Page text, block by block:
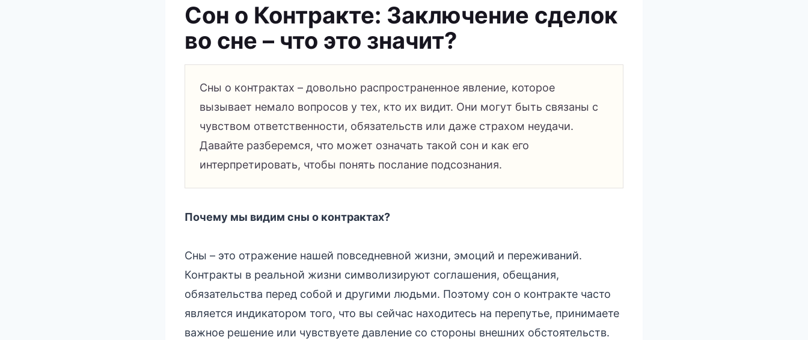
Сон о Контракте: Заключение сделок
во сне – что это значит?
Сны о контрактах – довольно распространенное явление, которое
вызывает немало вопросов у тех, кто их видит. Они могут быть связаны с
чувством ответственности, обязательств или даже страхом неудачи.
Давайте разберемся, что может означать такой сон и как его
интерпретировать, чтобы понять послание подсознания.
Почему мы видим сны о контрактах?
Сны – это отражение нашей повседневной жизни, эмоций и переживаний.
Контракты в реальной жизни символизируют соглашения, обещания,
обязательства перед собой и другими людьми. Поэтому сон о контракте часто
является индикатором того, что вы сейчас находитесь на перепутье, принимаете
важное решение или чувствуете давление со стороны внешних обстоятельств.